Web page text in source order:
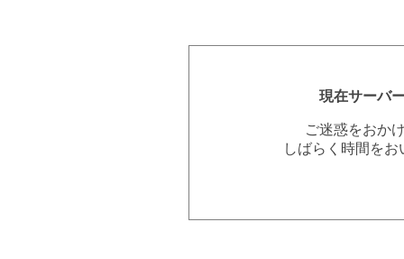
現在サーバ
ご迷惑をおか
しばらく時間を